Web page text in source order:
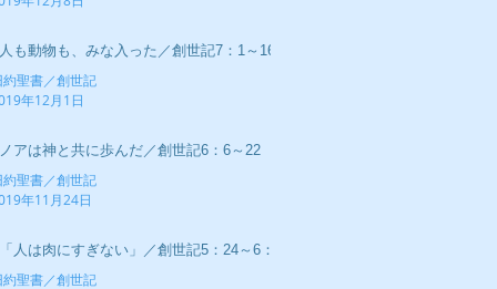
も動物も、みな入った／創世記7：1～16
約聖書／創世記
年12月1日
アは神と共に歩んだ／創世記6：6～22
約聖書／創世記
年11月24日
人は肉にすぎない」／創世記5：24～6：5
約聖書／創世記